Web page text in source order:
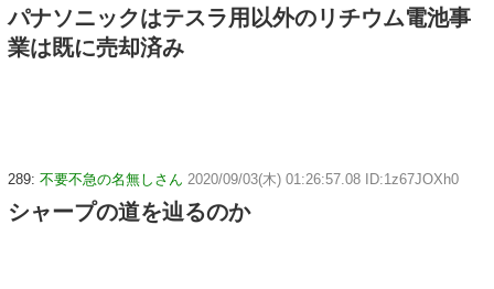
パナソニックはテスラ用以外のリチウム電池事
業は既に売却済み
289: 不要不急の名無しさん 2020/09/03(木) 01:26:57.08 ID:1z67JOXh0
シャープの道を辿るのか